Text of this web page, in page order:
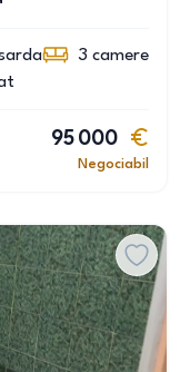
3 camere
95 000
Negociabil